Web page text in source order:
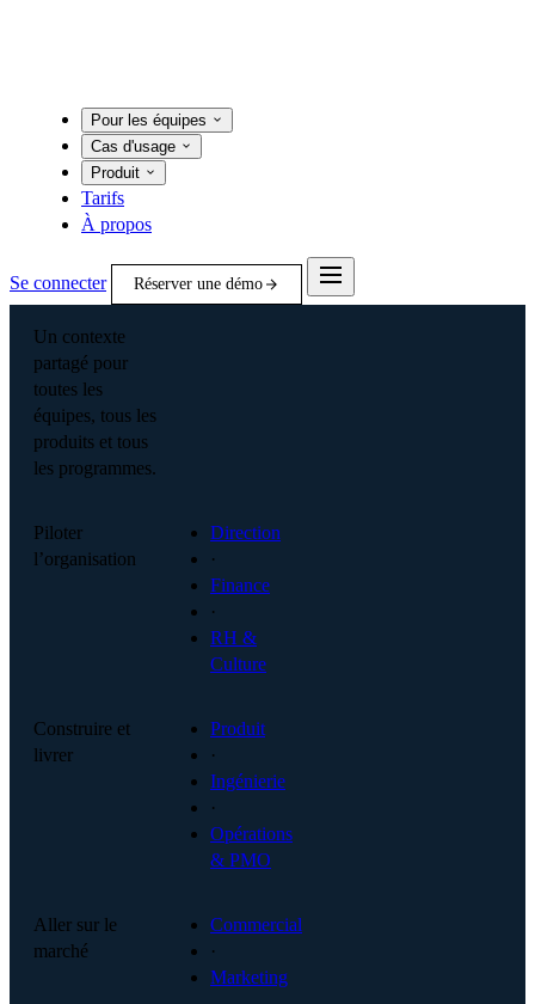
Pour les équipes
Cas d'usage
Produit
Tarifs
À propos
Se connecter Réserver une démo
Un contexte
partagé pour
toutes les
équipes, tous les
produits et tous
les programmes.
Piloter
l’organisation
Direction
·
Finance
·
RH &
Culture
Construire et
livrer
Produit
·
Ingénierie
·
Opérations
& PMO
Aller sur le
marché
Commercial
·
Marketing